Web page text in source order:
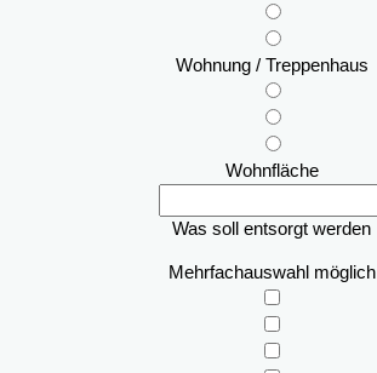
Wohnung / Treppenhaus
Wohnfläche
Was soll entsorgt werden
Mehrfachauswahl möglich